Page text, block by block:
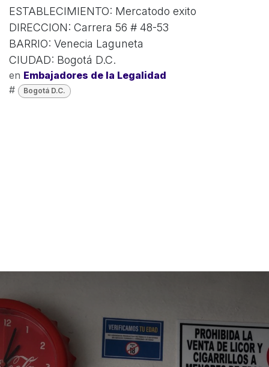
ESTABLECIMIENTO: Mercatodo exito
DIRECCION: Carrera 56 # 48-53
BARRIO: Venecia Laguneta
CIUDAD: Bogotá D.C.
en Embajadores de la Legalidad
#
Bogotá D.C.